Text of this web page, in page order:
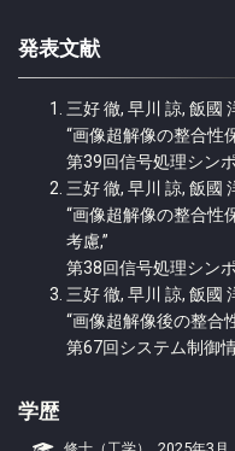
発表文献
三好 徹, 早川 諒, 飯國
“画像超解像の整合性
第39回信号処理シン
三好 徹, 早川 諒, 飯國
“画像超解像の整合性
考慮,”
第38回信号処理シン
三好 徹, 早川 諒, 飯國
“画像超解像後の整合
第67回システム制御
学歴